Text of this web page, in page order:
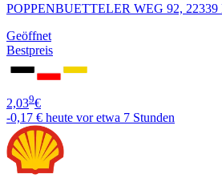
POPPENBUETTELER WEG 92,
Geöffnet
Bestpreis
2,039€
-0,17 € heute vor etwa 7 Stunden